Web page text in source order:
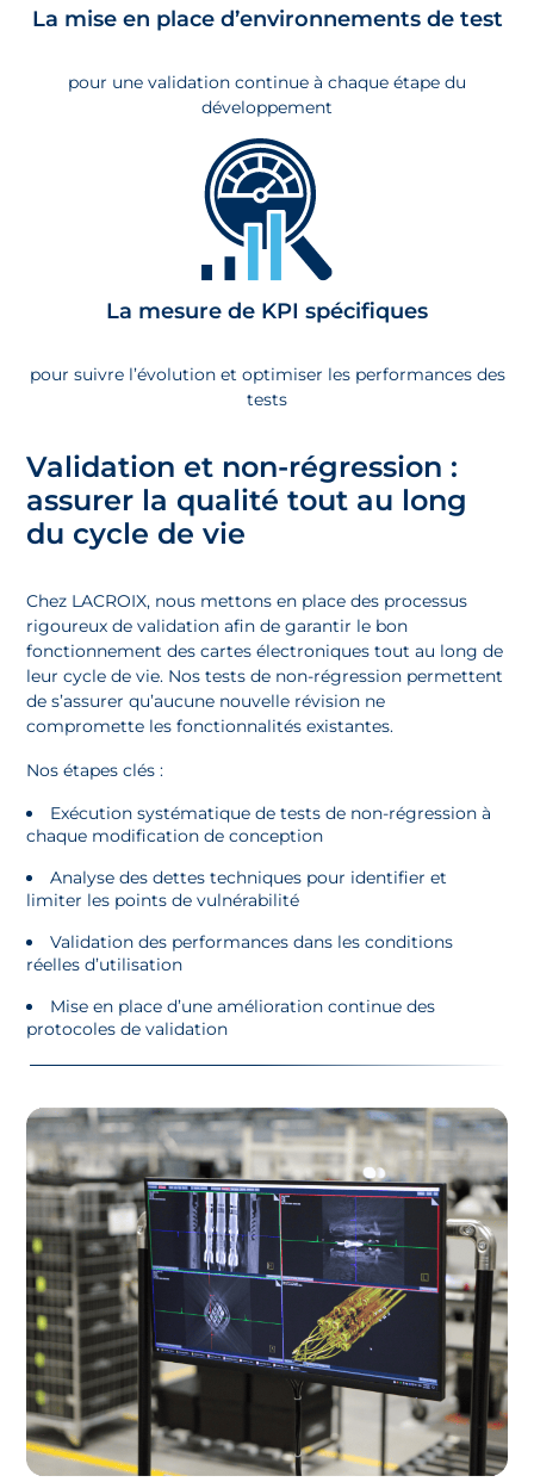
La mise en place d’environnements de test
pour une validation continue à chaque étape du
développement
La mesure de KPI spécifiques
pour suivre l’évolution et optimiser les performances des
tests
Validation et non-régression :
assurer la qualité tout au long
du cycle de vie
Chez LACROIX, nous mettons en place des processus
rigoureux de validation afin de garantir le bon
fonctionnement des cartes électroniques tout au long de
leur cycle de vie. Nos tests de non-régression permettent
de s’assurer qu’aucune nouvelle révision ne
compromette les fonctionnalités existantes.
Nos étapes clés :
Exécution systématique de tests de non-régression à
chaque modification de conception
Analyse des dettes techniques pour identifier et
limiter les points de vulnérabilité
Validation des performances dans les conditions
réelles d’utilisation
Mise en place d’une amélioration continue des
protocoles de validation